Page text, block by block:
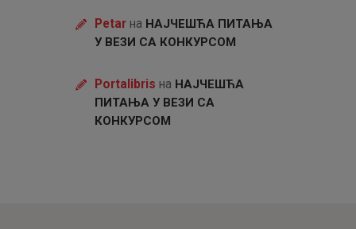
Petarна НАЈЧЕШЋА ПИТАЊА
У ВЕЗИ СА КОНКУРСОМ
Portalibris на НАЈЧЕШЋА
ПИТАЊА У ВЕЗИ СА
КОНКУРСОМ